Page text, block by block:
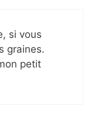
si vous
graines.
petit